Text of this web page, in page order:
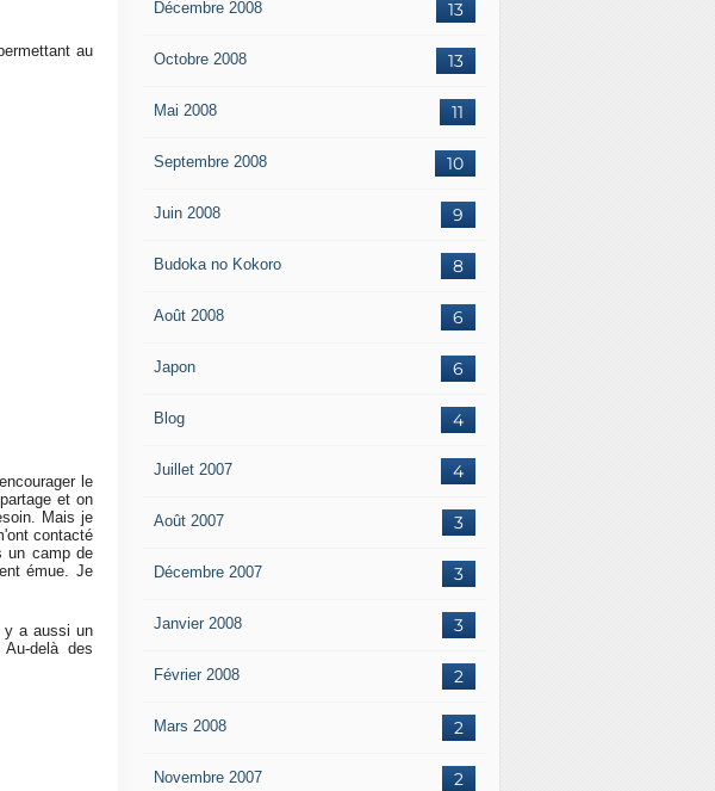
au
le
et on
Mais je
contacté
un camp de
émue. Je
y a aussi un
delà des
13
Décembre 2008
13
Octobre 2008
11
Mai 2008
10
Septembre 2008
9
Juin 2008
8
Budoka no Kokoro
6
Août 2008
6
Japon
4
Blog
4
Juillet 2007
3
Août 2007
3
Décembre 2007
3
Janvier 2008
2
Février 2008
2
Mars 2008
2
Novembre 2007